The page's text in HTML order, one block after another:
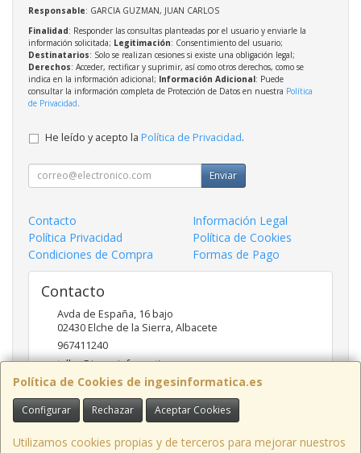
Política de Cookies de ingesinformatica.es
Configurar Rechazar Aceptar Cookies
Utilizamos cookies propias y de terceros para mejorar nuestros
Responsable: GARCIA GUZMAN, JUAN CARLOS
Finalidad: Responder las consultas planteadas por el usuario y enviarle la
información solicitada; Legitimación: Consentimiento del usuario;
Destinatarios: Solo se realizan cesiones si existe una obligación legal;
Derechos: Acceder, rectificar y suprimir, así como otros derechos, como se
indica en la información adicional; Información Adicional: Puede
consultar la información completa de Protección de Datos en nuestra Política
de Privacidad.
He leído y acepto la Política de Privacidad.
Enviar
Contacto
Información Legal
Política Privacidad
Política de Cookies
Condiciones de Compra
Formas de Pago
Contacto
Avda de España, 16 bajo
02430Elche de la Sierra,Albacete
967411240
taller@ingesinformatica.es
Horario
9 a 14 y 17 a 20